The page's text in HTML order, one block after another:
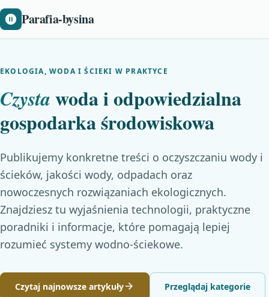
Parafia-bysina
EKOLOGIA, WODA I ŚCIEKI W PRAKTYCE
Czysta woda i odpowiedzialna
gospodarka środowiskowa
Publikujemy konkretne treści o oczyszczaniu wody i
ścieków, jakości wody, odpadach oraz
nowoczesnych rozwiązaniach ekologicznych.
Znajdziesz tu wyjaśnienia technologii, praktyczne
poradniki i informacje, które pomagają lepiej
rozumieć systemy wodno-ściekowe.
Czytaj najnowsze artykuły Przeglądaj kategorie